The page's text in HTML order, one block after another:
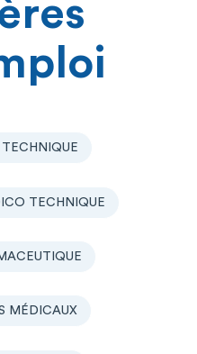
TECHNIQUE
MÉDICAUX